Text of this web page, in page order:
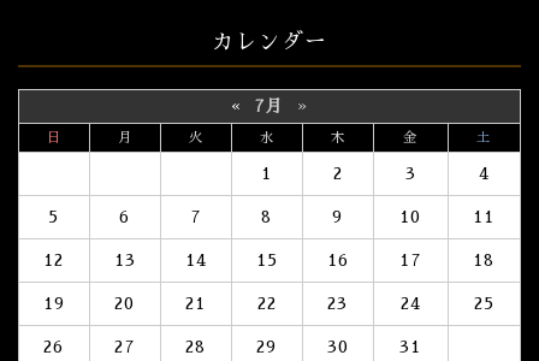
カレンダー
« 7月 »
日 月 火 水 木 金 土
1 2 3 4
5 6 7 8 9 10 11
12 13 14 15 16 17 18
19 20 21 22 23 24 25
26 27 28 29 30 31